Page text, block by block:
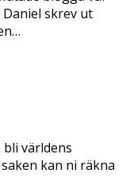
skrev ut
världens
kan ni räkna